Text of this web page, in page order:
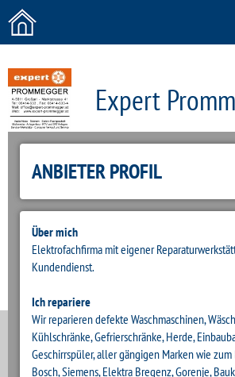
Expert
ANBIETER PROFIL
Über mich
Elektrofachfirma mit eigener
Kundendienst.
Ich repariere
Wir reparieren defekte Waschmaschinen,
Kühlschränke, Gefrierschränke, Herde,
Geschirrspüler, aller gängigen Marken wie
Bosch, Siemens, Elektra Bregenz, Gorenje,